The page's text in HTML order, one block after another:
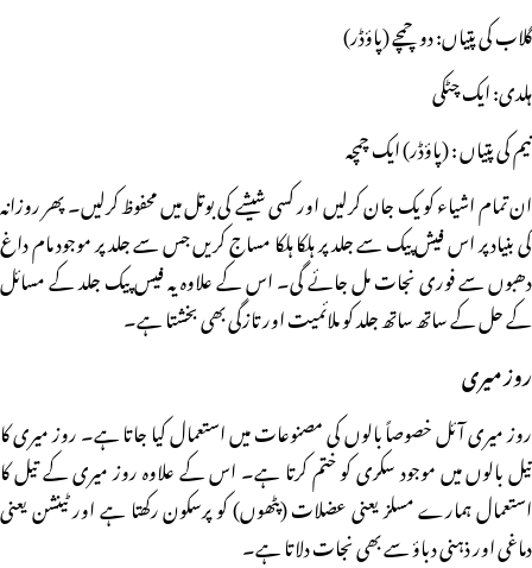
گلاب کی پتیاں: دو چمچے (پاؤڈر)
ہلدی: ایک چٹکی
نیم کی پتیاں : (پاؤڈر) ایک چمچہ
ان تمام اشیاء کو یک جان کرلیں اور کسی شیشے کی بوتل میں محفوظ کرلیں۔ پھر روزانہ
کی بنیاد پر اس فیش پیک سے جلد پر ہلکا ہلکا مساج کریں جس سے جلد پر موجود مام داغ
دھبوں سے فوری نجات مل جائے گی۔ اس کے علاوہ یہ فیس پیک جلد کے مسائل
کے حل کے ساتھ ساتھ جلد کو ملائمیت اور تازگی بھی بخشتا ہے۔
روز میری
روز میری آئل خصوصاً بالوں کی مصنوعات میں استعمال کیا جاتا ہے۔ روز میری کا
تیل بالوں میں موجود سکری کو ختم کرتا ہے۔ اس کے علاوہ روز میری کے تیل کا
استعمال ہمارے مسلز یعنی عضلات (پٹھوں) کو پرسکون رکھتا ہے اور ٹینشن یعنی
دماغی اور ذہنی دباؤ سے بھی نجات دلاتا ہے۔